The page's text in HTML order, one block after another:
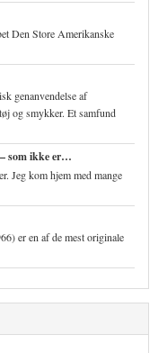
Den Store Amerikanske
genanvendelse af
og smykker. Et samfund
som ikke er…
Jeg kom hjem med mange
er en af de mest originale